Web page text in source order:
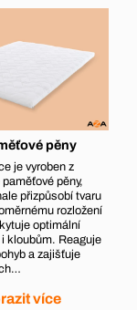
pěny
je vyroben z
pěny,
přizpůsobí tvaru
rozložení
optimální
kloubům. Reaguje
a zajišťuje
více